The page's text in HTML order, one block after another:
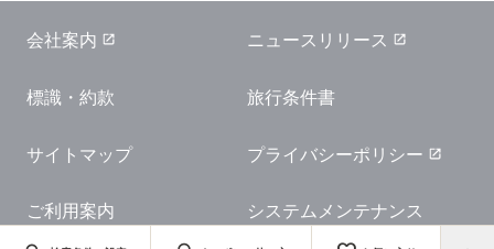
会社案内 ニュースリリース
標識・約款 旅行条件書
サイトマップ プライバシーポリシー
ご利用案内 システムメンテナンス